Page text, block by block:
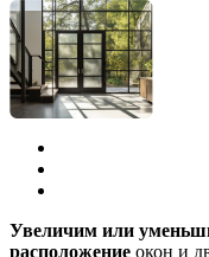
Увеличим или
расположение окон и